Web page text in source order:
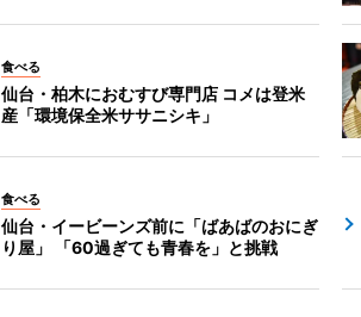
食べる
仙台・柏木におむすび専門店 コメは登米
産「環境保全米ササニシキ」
食べる
仙台・イービーンズ前に「ばあばのおにぎ
り屋」 「60過ぎても青春を」と挑戦